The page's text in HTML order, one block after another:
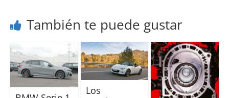
También te puede gustar
Los